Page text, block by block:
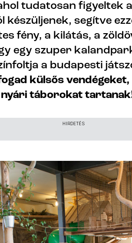
tudatosan figyeltek
készüljenek, segítve
fény, a kilátás, a
egy szuper
a budapesti
külsős
táborokat
HIRDETÉS